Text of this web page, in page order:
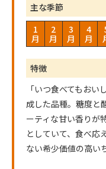
主な季節
1
月
2
月
3
月
4
月
特徴
「いつ食べてもお
成した品種。糖度と
ーティな甘い香りが
としていて、食べ応
ない希少価値の高い